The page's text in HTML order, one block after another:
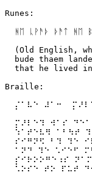
Runes:
ᚻᛖ ᚳᚹᚫᚦ ᚦᚫᛏ ᚻᛖ
(Old English,
bude thaem
that he lived
Braille:
⡌⠁⠧⠑ ⠼⠁⠒
⡍⠜⠇⠑⠹ ⠺⠁⠎
⠱⠁⠞⠑⠧⠻ ⠁⠃⠳⠞
⠎⠊⠛⠝⠫ ⠃⠹ ⠹⠑
⠁⠝⠙ ⠹⠑ ⠡⠊⠑⠋
⡎⠊⠗⠕⠕⠛⠑⠰⠎
⠡⠕⠎⠑ ⠞⠕ ⠏⠥⠞